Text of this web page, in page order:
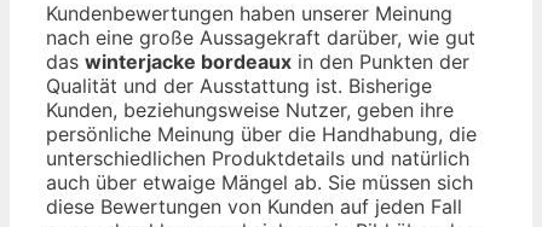
Kundenbewertungen haben unserer Meinung
nach eine große Aussagekraft darüber, wie gut
das winterjacke bordeaux in den Punkten der
Qualität und der Ausstattung ist. Bisherige
Kunden, beziehungsweise Nutzer, geben ihre
persönliche Meinung über die Handhabung, die
unterschiedlichen Produktdetails und natürlich
auch über etwaige Mängel ab. Sie müssen sich
diese Bewertungen von Kunden auf jeden Fall